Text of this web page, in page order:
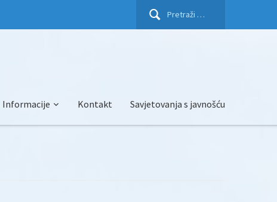
Pretraži:
Informacije Kontakt Savjetovanja s javnošću